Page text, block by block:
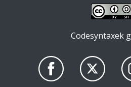
Codesyntaxek